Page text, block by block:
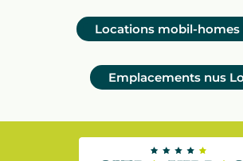
Locations mobil-homes
Emplacements nus